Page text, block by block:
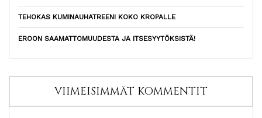
TEHOKAS KUMINAUHATREENI KOKO KROPALLE
EROON SAAMATTOMUUDESTA JA ITSESYYTÖKSISTÄ!
VIIMEISIMMÄT KOMMENTIT